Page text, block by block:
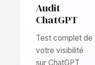
Audit
ChatGPT
Test complet de
votre visibilité
sur ChatGPT